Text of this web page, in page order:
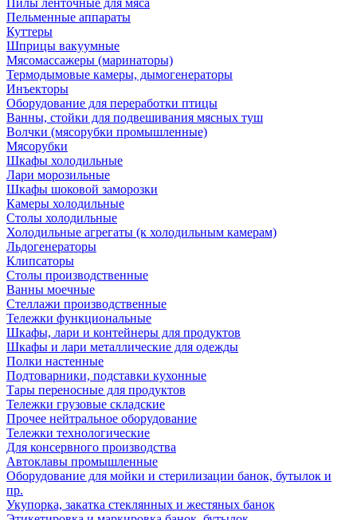
Пилы ленточные для мяса
Пельменные аппараты
Куттеры
Шприцы вакуумные
Мясомассажеры (маринаторы)
Термодымовые камеры, дымогенераторы
Инъекторы
Оборудование для переработки птицы
Ванны, стойки для подвешивания мясных туш
Волчки (мясорубки промышленные)
Мясорубки
Шкафы холодильные
Лари морозильные
Шкафы шоковой заморозки
Камеры холодильные
Столы холодильные
Холодильные агрегаты (к холодильным камерам)
Льдогенераторы
Клипсаторы
Столы производственные
Ванны моечные
Стеллажи производственные
Тележки функциональные
Шкафы, лари и контейнеры для продуктов
Шкафы и лари металлические для одежды
Полки настенные
Подтоварники, подставки кухонные
Тары переносные для продуктов
Тележки грузовые складские
Прочее нейтральное оборудование
Тележки технологические
Для консервного производства
Автоклавы промышленные
Оборудование для мойки и стерилизации банок, бутылок и
пр.
Укупорка, закатка стеклянных и жестяных банок